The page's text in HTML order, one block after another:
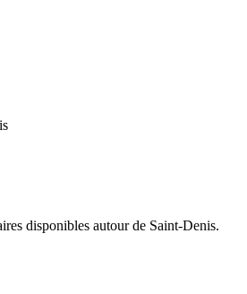
disponibles autour de Saint-Denis.